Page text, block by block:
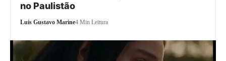
no Paulistão
Luis Gustavo Marine4 Min Leitura